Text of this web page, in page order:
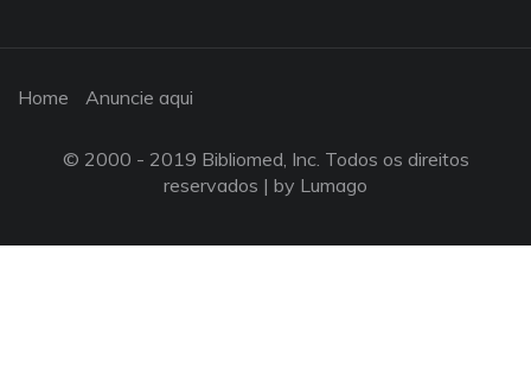
Home Anuncie aqui
© 2000 - 2019 Bibliomed, Inc. Todos os direitos
reservados | by Lumago